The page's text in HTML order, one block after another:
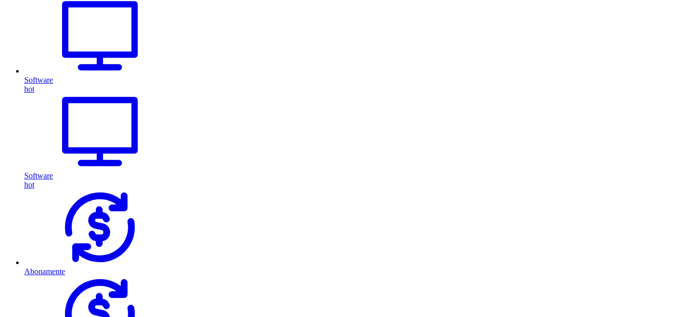
Software
hot
Software
hot
Abonamente